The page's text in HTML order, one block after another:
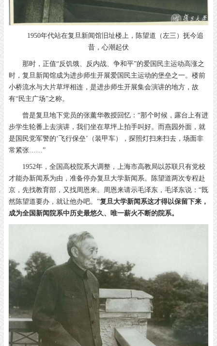
1950年代站在复旦新闻馆旧址楼上，陈望道（左三）抚今追
昔，心潮起伏
那时，正值“反饥饿、反内战、争和平”的爱国民主运动高涨之
时，复旦新闻馆成为进步师生开展爱国民主运动的堡垒之一。楼前
小桥流水与大片草坪相连，是进步师生开展集会演讲的地方，故
有“民主广场”之称。
曾是复旦地下党员的张薰华教授回忆：“那个时候，露台上有进
步学生轮番上去演讲，我们坐在草坪上拍手叫好。而燕园外面，就
是国民党军警的‘飞行保垒’（装甲车），探照灯扫来扫去，场面非
常紧张……”
1952年，全国高校院系大调整，上海市高教局以苏联只有党校
才能办新闻系为由，准备停办复旦大学新闻系。陈望道两次专程赴
京，先找教育部，又找周恩来。周恩来请示毛泽东，毛泽东说：“既
然陈望道要办，就让他办吧。”复旦大学新闻系这才得以保留下来，
成为全国新闻院系中历史最悠久、唯一薪火不断的院系。